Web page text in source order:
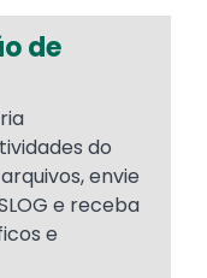
de
do
envie
e receba
e